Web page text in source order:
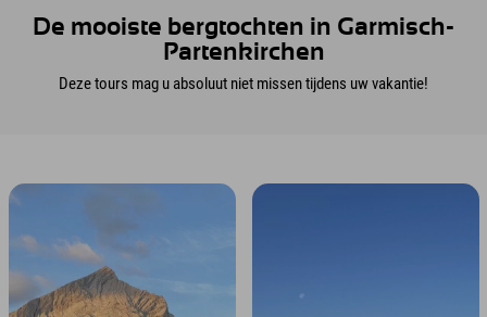
De mooiste bergtochten in Garmisch-
Partenkirchen
Deze tours mag u absoluut niet missen tijdens uw vakantie!